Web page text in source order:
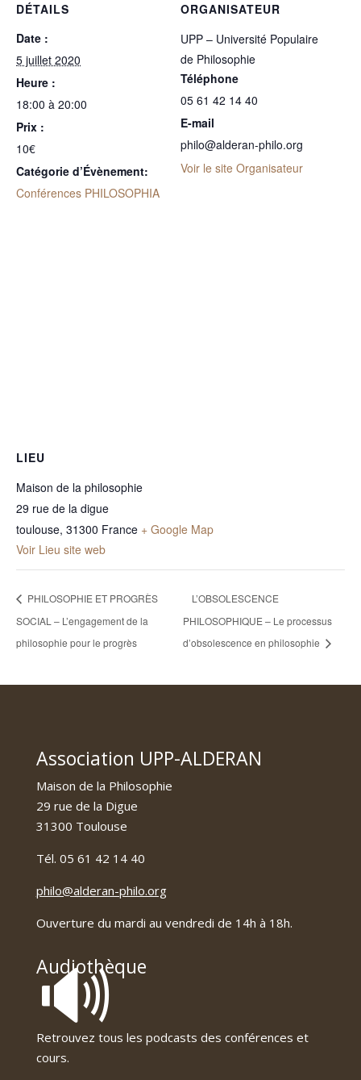
DÉTAILS
Date :
5 juillet 2020
Heure :
18:00 à 20:00
Prix :
10€
Catégorie d’Évènement:
Conférences PHILOSOPHIA
ORGANISATEUR
UPP – Université Populaire
de Philosophie
Téléphone
05 61 42 14 40
E-mail
philo@alderan-philo.org
Voir le site Organisateur
LIEU
Maison de la philosophie
29 rue de la digue
toulouse, 31300 France + Google Map
Voir Lieu site web
PHILOSOPHIE ET PROGRÈS
SOCIAL – L’engagement de la
philosophie pour le progrès
L’OBSOLESCENCE
PHILOSOPHIQUE – Le processus
d’obsolescence en philosophie
Association UPP-ALDERAN
Maison de la Philosophie
29 rue de la Digue
31300 Toulouse
Tél. 05 61 42 14 40
philo@alderan-philo.org
Ouverture du mardi au vendredi de 14h à 18h.
Audiothèque
🔊
Retrouvez tous les podcasts des conférences et
cours.